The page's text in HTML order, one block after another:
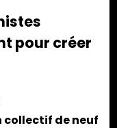
pour créer
collectif de neuf